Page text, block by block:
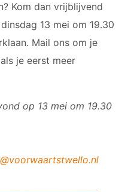
Kom dan vrijblijvend
13 mei om 19.30
Mail ons om je
je eerst meer
op 13 mei om 19.30